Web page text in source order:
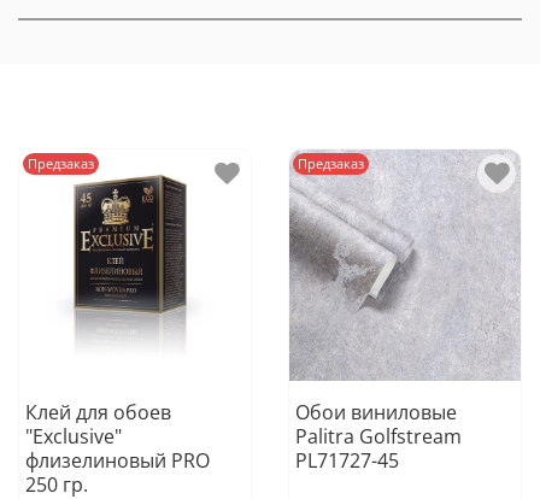
Предзаказ
Клей для обоев
"Exclusive"
флизелиновый PRO
250 гр.
Предзаказ
Обои виниловые
Palitra Golfstream
PL71727-45